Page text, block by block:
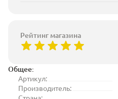
Общее:
Артикул:
Производитель:
Рейтинг магазина